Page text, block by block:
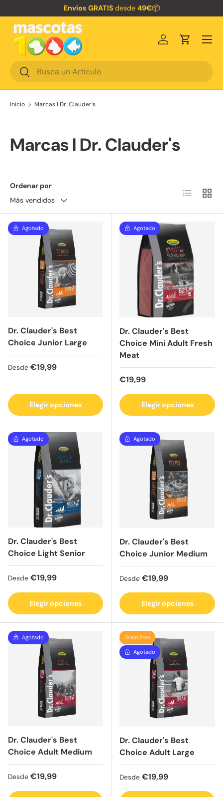
Envíos GRATIS desde 49€📦
Buscar
Buscar
Iniciar sesión
Carrito
Menú
Inicio Marcas l Dr. Clauder's
Marcas l Dr. Clauder's
Ordenar por
Más vendidos
Lista
Agotado
Dr. Clauder's Best
Choice Junior Large
Precio normal
Desde €19,99
Elegir opciones
Agotado
Dr. Clauder's Best
Choice Mini Adult Fresh
Meat
Precio normal
€19,99
Elegir opciones
Agotado
Dr. Clauder's Best
Choice Light Senior
Precio normal
Desde €19,99
Elegir opciones
Agotado
Dr. Clauder's Best
Choice Junior Medium
Precio normal
Desde €19,99
Elegir opciones
Agotado
Dr. Clauder's Best
Choice Adult Medium
Precio normal
Desde €19,99
Grain Free
Agotado
Dr. Clauder's Best
Choice Adult Large
Precio normal
Desde €19,99